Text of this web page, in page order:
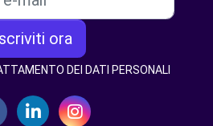
ora
DEI DATI PERSONALI